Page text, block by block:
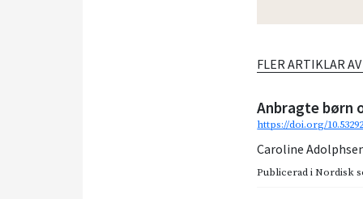
FLER ARTIKLAR
Anbragte børn
https://doi.org/
Caroline
Publicerad iNordisk